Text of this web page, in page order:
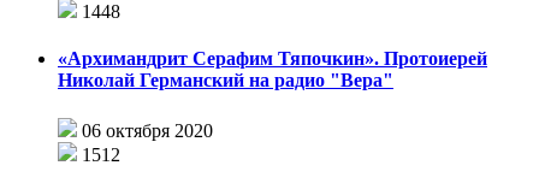
1448
«Архимандрит Серафим Тяпочкин». Протоиерей
Николай Германский на радио "Вера"
06 октября 2020
1512